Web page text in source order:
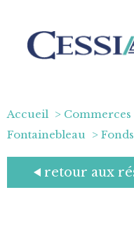
Accueil Commerces
Fontainebleau
retour aux